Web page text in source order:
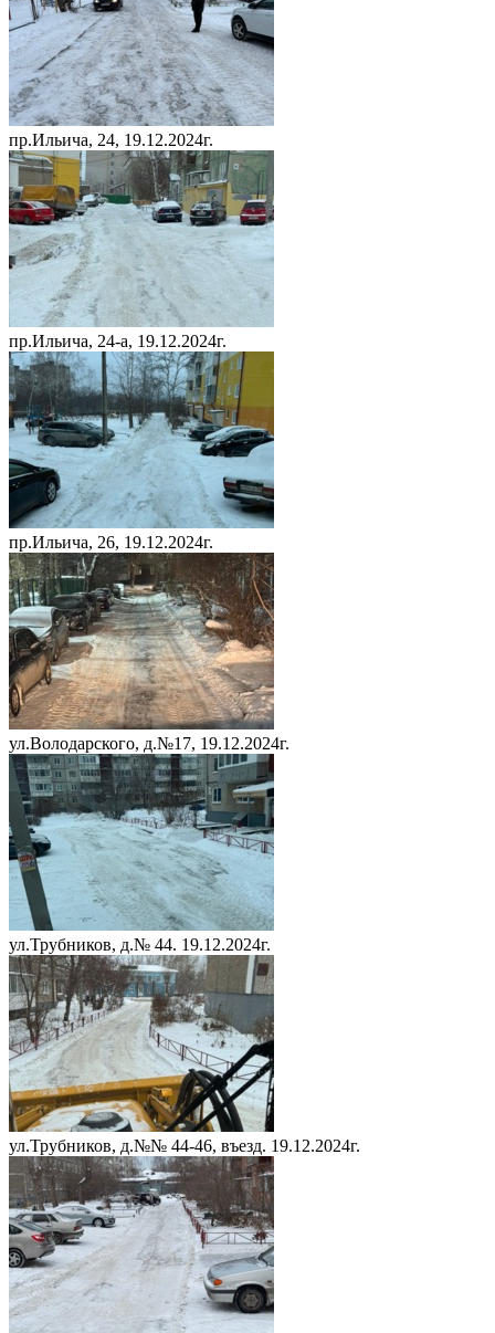
пр.Ильича, 24, 19.12.2024г.
пр.Ильича, 24-а, 19.12.2024г.
пр.Ильича, 26, 19.12.2024г.
ул.Володарского, д.№17, 19.12.2024г.
ул.Трубников, д.№ 44. 19.12.2024г.
ул.Трубников, д.№№ 44-46, въезд. 19.12.2024г.